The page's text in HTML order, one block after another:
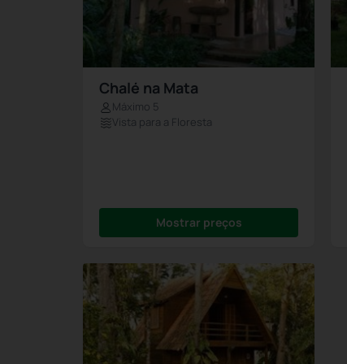
Chalé na Mata
Máximo 5
Vista para a Floresta
Mostrar preços